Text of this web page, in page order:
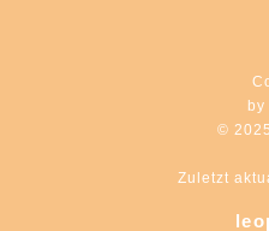
©
Zuletzt